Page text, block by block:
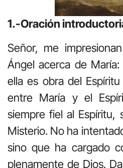
1.-Oración
Señor, me
Ángel acerca de
ella es obra del
entre María y el
siempre fiel al Espíritu,
Misterio. No ha
sino que ha cargado
plenamente de Dios.